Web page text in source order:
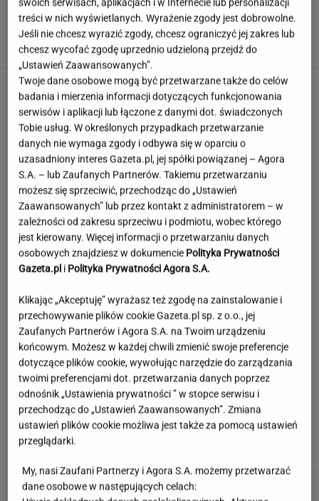
Muzułmanin i narodowiec. Kim jest raper,
który wystąpił przed Nawrockim?
Rekord padł w niewielkim stawie. Taki okaz
trafia się bardzo rzadko
Europejski Bank Centralny miażdży pomysł
Nawrockiego i Glapińskiego
Nie dostała się do liceum mimo
swoich serwisach, aplikacjach i w Internecie lub personalizacji
treści w nich wyświetlanych. Wyrażenie zgody jest dobrowolne.
Jeśli nie chcesz wyrazić zgody, chcesz ograniczyć jej zakres lub
chcesz wycofać zgodę uprzednio udzieloną przejdź do
„Ustawień Zaawansowanych”.
Twoje dane osobowe mogą być przetwarzane także do celów
badania i mierzenia informacji dotyczących funkcjonowania
serwisów i aplikacji lub łączone z danymi dot. świadczonych
Tobie usług. W określonych przypadkach przetwarzanie
danych nie wymaga zgody i odbywa się w oparciu o
uzasadniony interes Gazeta.pl, jej spółki powiązanej – Agora
S.A. – lub Zaufanych Partnerów. Takiemu przetwarzaniu
możesz się sprzeciwić, przechodząc do „Ustawień
Zaawansowanych” lub przez kontakt z administratorem – w
zależności od zakresu sprzeciwu i podmiotu, wobec którego
jest kierowany. Więcej informacji o przetwarzaniu danych
osobowych znajdziesz w dokumencie Polityka Prywatności
Gazeta.pl i Polityka Prywatności Agora S.A.
Klikając „Akceptuję” wyrażasz też zgodę na zainstalowanie i
przechowywanie plików cookie Gazeta.pl sp. z o.o., jej
Zaufanych Partnerów i Agora S.A. na Twoim urządzeniu
końcowym. Możesz w każdej chwili zmienić swoje preferencje
dotyczące plików cookie, wywołując narzędzie do zarządzania
twoimi preferencjami dot. przetwarzania danych poprzez
odnośnik „Ustawienia prywatności ” w stopce serwisu i
przechodząc do „Ustawień Zaawansowanych”. Zmiana
ustawień plików cookie możliwa jest także za pomocą ustawień
przeglądarki.
My, nasi Zaufani Partnerzy i Agora S.A. możemy przetwarzać
dane osobowe w następujących celach: